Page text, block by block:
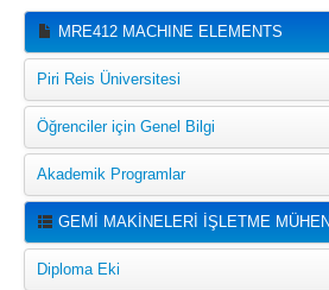
MRE412 MACHINE ELEMENTS
Piri Reis Üniversitesi
Öğrenciler için Genel Bilgi
Akademik Programlar
GEMİ MAKİNELERİ İŞLETME
Diploma Eki